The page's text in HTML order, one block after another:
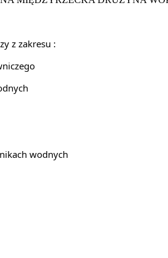
z zakresu :
wodnych